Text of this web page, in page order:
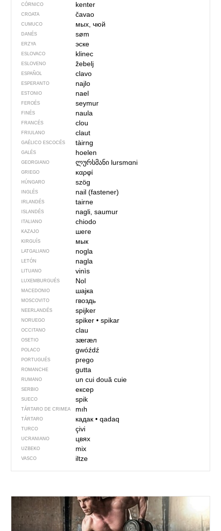
CÓRNICO kenter
CROATA čavao
CUMUCO мых, чюй
DANÉS søm
ERZYA эске
ESLOVACO klinec
ESLOVENO žebelj
ESPAÑOL clavo
ESPERANTO najlo
ESTONIO nael
FEROÉS seymur
FINÉS naula
FRANCÉS clou
FRIULANO claut
GAÉLICO ESCOCÉS tàirng
GALÉS hoelen
GEORGIANO ლურსმანი lursmɑni
GRIEGO καρφί
HÚNGARO szög
INGLÉS nail (fastener)
IRLANDÉS tairne
ISLANDÉS nagli, saumur
ITALIANO chiodo
KAZAJO шеге
KIRGUÍS мык
LATGALIANO nogla
LETÓN nagla
LITUANO vinìs
LUXEMBURGUÉS Nol
MACEDONIO шајка
MOSCOVITO гвоздь
NEERLANDÉS spijker
NORUEGO spiker• spikar
OCCITANO clau
OSETIO зӕгӕл
POLACO gwóźdź
PORTUGUÉS prego
ROMANCHE gutta
RUMANO un cuidouă cuie
SERBIO ексер
SUECO spik
TÁRTARO DE CRIMEA mıh
TÁRTARO кадак• qadaq
TURCO çivi
UCRANIANO цвях
UZBEKO mix
VASCO iltze